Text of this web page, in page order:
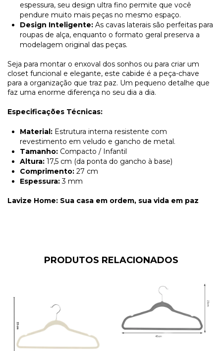
espessura, seu design ultra fino permite que você
pendure muito mais peças no mesmo espaço.
Design Inteligente: As cavas laterais são perfeitas para
roupas de alça, enquanto o formato geral preserva a
modelagem original das peças.
Seja para montar o enxoval dos sonhos ou para criar um
closet funcional e elegante, este cabide é a peça-chave
para a organização que traz paz. Um pequeno detalhe que
faz uma enorme diferença no seu dia a dia.
Especificações Técnicas:
Material: Estrutura interna resistente com
revestimento em veludo e gancho de metal.
Tamanho: Compacto / Infantil
Altura: 17,5 cm (da ponta do gancho à base)
Comprimento: 27 cm
Espessura:3 mm
Lavize Home: Sua casa em ordem, sua vida em paz
PRODUTOS RELACIONADOS